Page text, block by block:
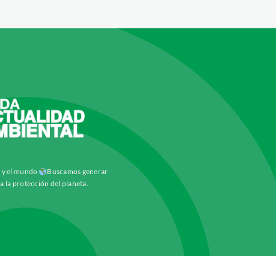
el mundo
Buscamos generar
la protección del planeta.